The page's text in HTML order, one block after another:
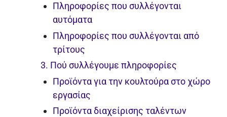
Πληροφορίες που συλλέγονται
αυτόματα
Πληροφορίες που συλλέγονται από
τρίτους
3. Πού συλλέγουμε πληροφορίες
Προϊόντα για την κουλτούρα στο χώρο
εργασίας
Προϊόντα διαχείρισης ταλέντων